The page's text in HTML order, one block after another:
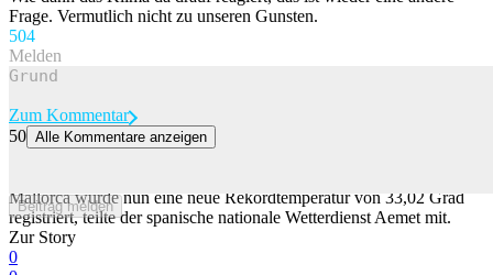
Frage. Vermutlich nicht zu unseren Gunsten.
504
Melden
Beitrag melden
Zum Kommentar
50 Alle Kommentare anzeigen
Mallorca wurde nun eine neue Rekordtemperatur von 33,02 Grad
registriert, teilte der spanische nationale Wetterdienst Aemet mit.
Zur Story
0